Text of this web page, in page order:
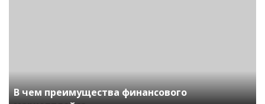
В чем преимущества финансового